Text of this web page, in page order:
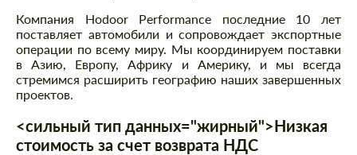
Компания Hodoor Performance последние 10 лет
поставляет автомобили и сопровождает экспортные
операции по всему миру. Мы координируем поставки
в Азию, Европу, Африку и Америку, и мы всегда
стремимся расширить географию наших завершенных
проектов.
<сильный тип данных="жирный">Низкая
стоимость за счет возврата НДС